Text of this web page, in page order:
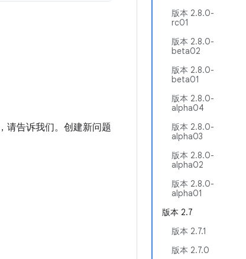
版本 2.8.0-
rc01
版本 2.8.0-
beta02
版本 2.8.0-
beta01
版本 2.8.0-
alpha04
版本 2.8.0-
alpha03
版本 2.8.0-
alpha02
版本 2.8.0-
alpha01
版本 2.7
版本 2.7.1
版本 2.7.0
请告诉我们。创建新问题